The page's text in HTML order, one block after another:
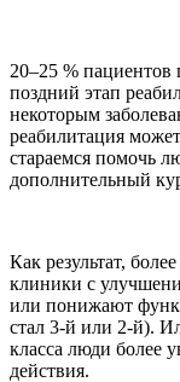
20–25 %
поздний этап
некоторым
реабилитация
стараемся помочь
дополнительный
Как результат,
клиники с
или понижают
стал 3-й или 2-й).
класса люди более
действия.